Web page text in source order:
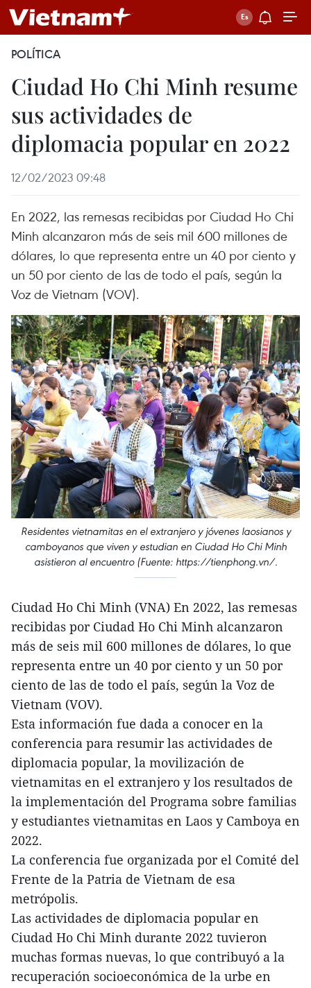
POLÍTICA
Ciudad Ho Chi Minh resume
sus actividades de
diplomacia popular en 2022
12/02/2023 09:48
En 2022, las remesas recibidas por Ciudad Ho Chi
Minh alcanzaron más de seis mil 600 millones de
dólares, lo que representa entre un 40 por ciento y
un 50 por ciento de las de todo el país, según la
Voz de Vietnam (VOV).
Residentes vietnamitas en el extranjero y jóvenes laosianos y
camboyanos que viven y estudian en Ciudad Ho Chi Minh
asistieron al encuentro (Fuente: https://tienphong.vn/.
Ciudad Ho Chi Minh (VNA) En 2022, las remesas
recibidas por Ciudad Ho Chi Minh alcanzaron
más de seis mil 600 millones de dólares, lo que
representa entre un 40 por ciento y un 50 por
ciento de las de todo el país, según la Voz de
Vietnam (VOV).
Esta información fue dada a conocer en la
conferencia para resumir las actividades de
diplomacia popular, la movilización de
vietnamitas en el extranjero y los resultados de
la implementación del Programa sobre familias
y estudiantes vietnamitas en Laos y Camboya en
2022.
La conferencia fue organizada por el Comité del
Frente de la Patria de Vietnam de esa
metrópolis.
Las actividades de diplomacia popular en
Ciudad Ho Chi Minh durante 2022 tuvieron
muchas formas nuevas, lo que contribuyó a la
recuperación socioeconómica de la urbe en